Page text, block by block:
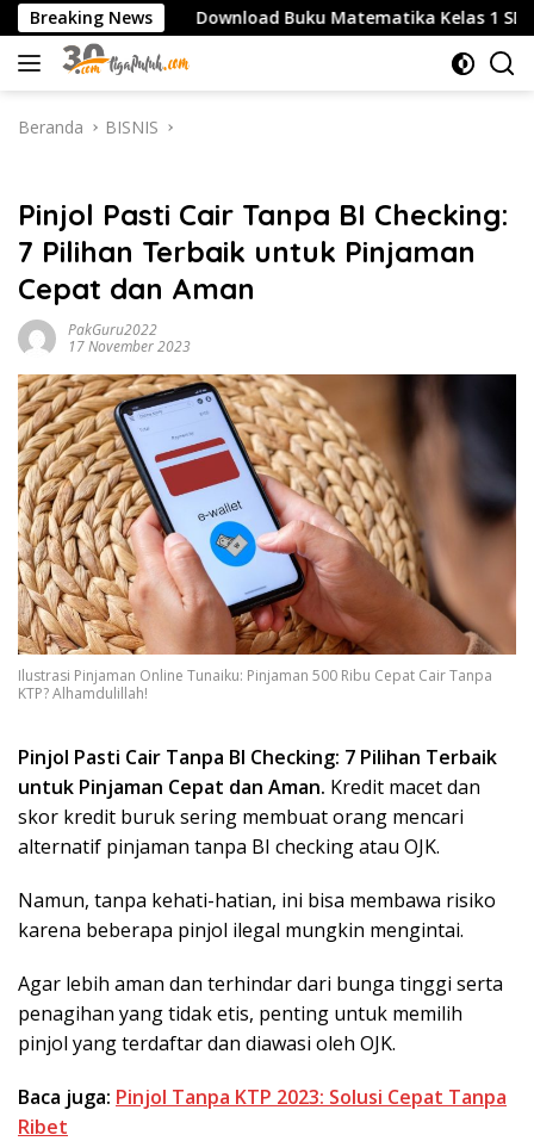
Langsung
ke
konten
Breaking News
SMK Download Buku Matematika Kelas 1 SD
Beranda BISNIS
Pinjol Pasti Cair Tanpa BI Checking:
7 Pilihan Terbaik untuk Pinjaman
Cepat dan Aman
PakGuru2022
17 November 2023
Ilustrasi Pinjaman Online Tunaiku: Pinjaman 500 Ribu Cepat Cair Tanpa
KTP? Alhamdulillah!
Pinjol Pasti Cair Tanpa BI Checking: 7 Pilihan Terbaik
untuk Pinjaman Cepat dan Aman. Kredit macet dan
skor kredit buruk sering membuat orang mencari
alternatif pinjaman tanpa BI checking atau OJK.
Namun, tanpa kehati-hatian, ini bisa membawa risiko
karena beberapa pinjol ilegal mungkin mengintai.
Agar lebih aman dan terhindar dari bunga tinggi serta
penagihan yang tidak etis, penting untuk memilih
pinjol yang terdaftar dan diawasi oleh OJK.
Baca juga: Pinjol Tanpa KTP 2023: Solusi Cepat Tanpa
Ribet